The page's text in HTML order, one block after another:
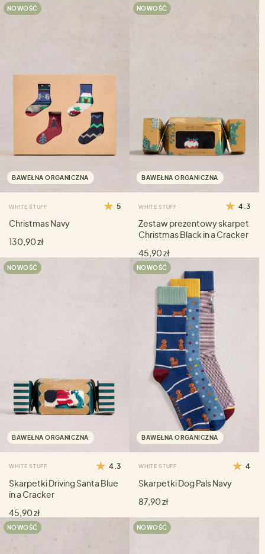
NOWOŚĆ
BAWEŁNA ORGANICZNA
WHITE STUFF 5
Christmas Navy
130,90 zł
NOWOŚĆ
BAWEŁNA ORGANICZNA
WHITE STUFF 4.3
Zestaw prezentowy skarpet
Christmas Black in a Cracker
45,90 zł
NOWOŚĆ
BAWEŁNA ORGANICZNA
WHITE STUFF 4.3
Skarpetki Driving Santa Blue
in a Cracker
45,90 zł
NOWOŚĆ
BAWEŁNA ORGANICZNA
WHITE STUFF 4
Skarpetki Dog Pals Navy
87,90 zł
NOWOŚĆ NOWOŚĆ